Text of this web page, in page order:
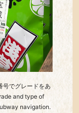
でグレードをあ
and type of
navigation.